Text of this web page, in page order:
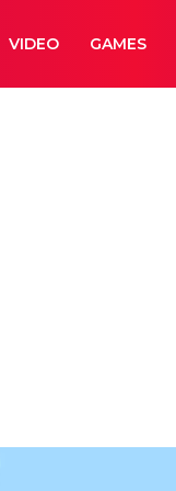
VIDEO GAMES